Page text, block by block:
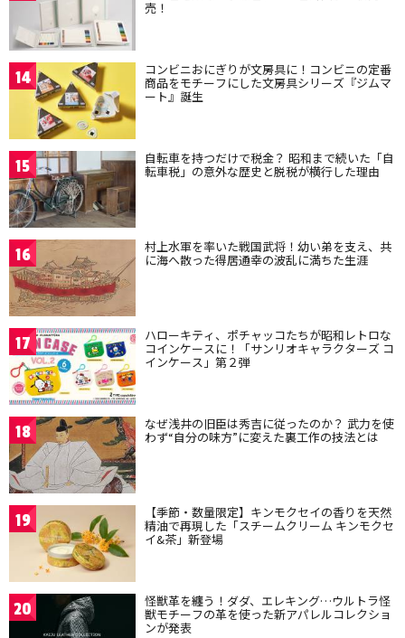
売！
14 コンビニおにぎりが文房具に！コンビニの定番
商品をモチーフにした文房具シリーズ『ジムマ
ート』誕生
15 自転車を持つだけで税金？ 昭和まで続いた「自
転車税」の意外な歴史と脱税が横行した理由
16 村上水軍を率いた戦国武将！幼い弟を支え、共
に海へ散った得居通幸の波乱に満ちた生涯
17 ハローキティ、ポチャッコたちが昭和レトロな
コインケースに！「サンリオキャラクターズ コ
インケース」第２弾
18 なぜ浅井の旧臣は秀吉に従ったのか？ 武力を使
わず“自分の味方”に変えた裏工作の技法とは
19 【季節・数量限定】キンモクセイの香りを天然
精油で再現した「スチームクリーム キンモクセ
イ&茶」新登場
20 怪獣革を纏う！ダダ、エレキング…ウルトラ怪
獣モチーフの革を使った新アパレルコレクショ
ンが発表